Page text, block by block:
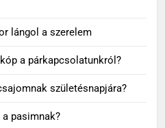
lángol a szerelem
a párkapcsolatunkról?
születésnapjára?
pasimnak?